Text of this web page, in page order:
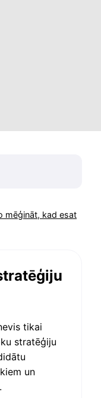
mēģināt, kad esat
tikai
stratēģiju
un